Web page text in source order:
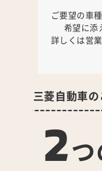
ご要望の車
希望に添
詳しくは営
三菱自動車
2